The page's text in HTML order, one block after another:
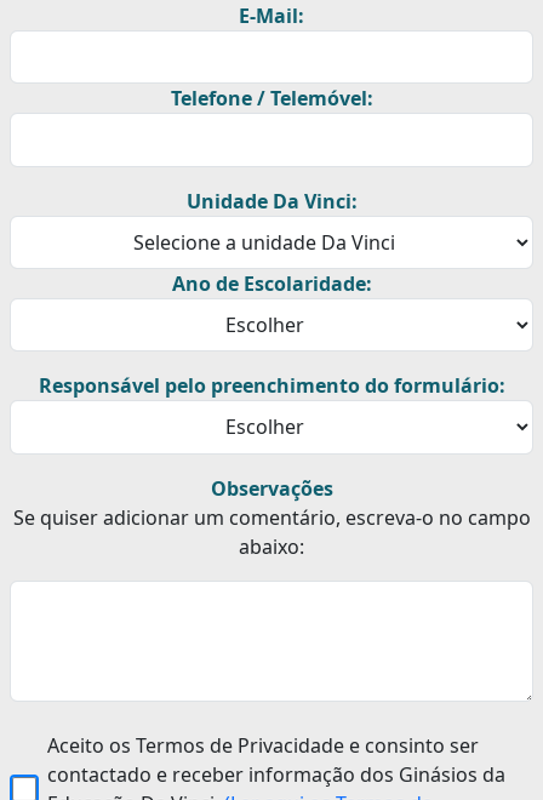
E-Mail:
Telefone / Telemóvel:
Unidade Da Vinci:
Ano de Escolaridade:
Responsável pelo preenchimento do formulário:
Observações
Se quiser adicionar um comentário, escreva-o no campo
abaixo:
Aceito os Termos de Privacidade e consinto ser
contactado e receber informação dos Ginásios da